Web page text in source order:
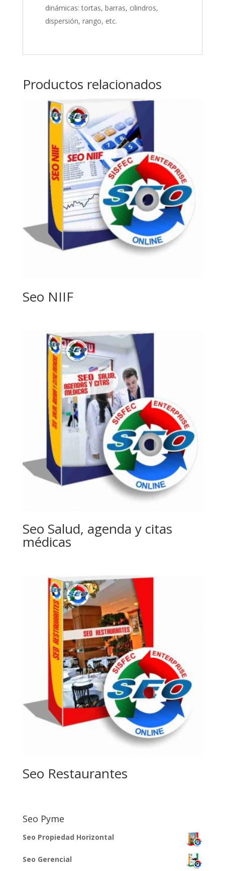
dinámicas: tortas, barras, cilindros,
dispersión, rango, etc.
Productos relacionados
Seo NIIF
Seo Salud, agenda y citas
médicas
Seo Restaurantes
Seo Pyme
Seo Propiedad Horizontal
Seo Gerencial